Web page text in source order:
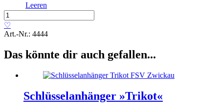
Leeren
Schlüsselanhänger
»Dom«
Menge
♡
Art.-Nr.: 4444
Das könnte dir auch gefallen...
Schlüsselanhänger »Trikot«